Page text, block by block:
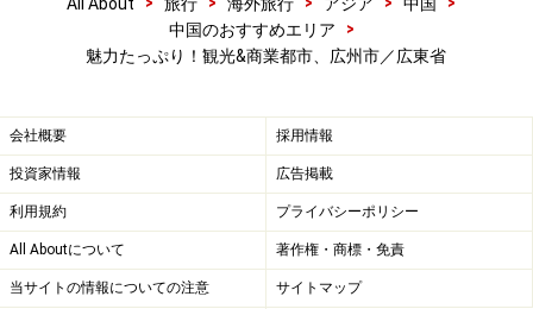
All About 旅行 海外旅行 アジア 中国
中国のおすすめエリア
>
魅力たっぷり！観光&商業都市、広州市／広東省
会社概要 採用情報
投資家情報 広告掲載
利用規約 プライバシーポリシー
All Aboutについて 著作権・商標・免責
当サイトの情報についての注意 サイトマップ